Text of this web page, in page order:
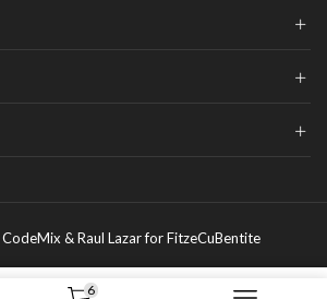
CodeMix &Raul Lazarfor FitzeCuBentite
6